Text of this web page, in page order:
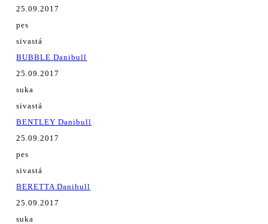
25.09.2017
pes
sivastá
BUBBLE Danibull
25.09.2017
suka
sivastá
BENTLEY Danibull
25.09.2017
pes
sivastá
BERETTA Danibull
25.09.2017
suka